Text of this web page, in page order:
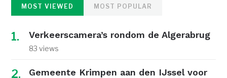
MOST VIEWED MOST POPULAR
Verkeerscamera’s rondom de Algerabrug
83 views
Gemeente Krimpen aan den IJssel voor